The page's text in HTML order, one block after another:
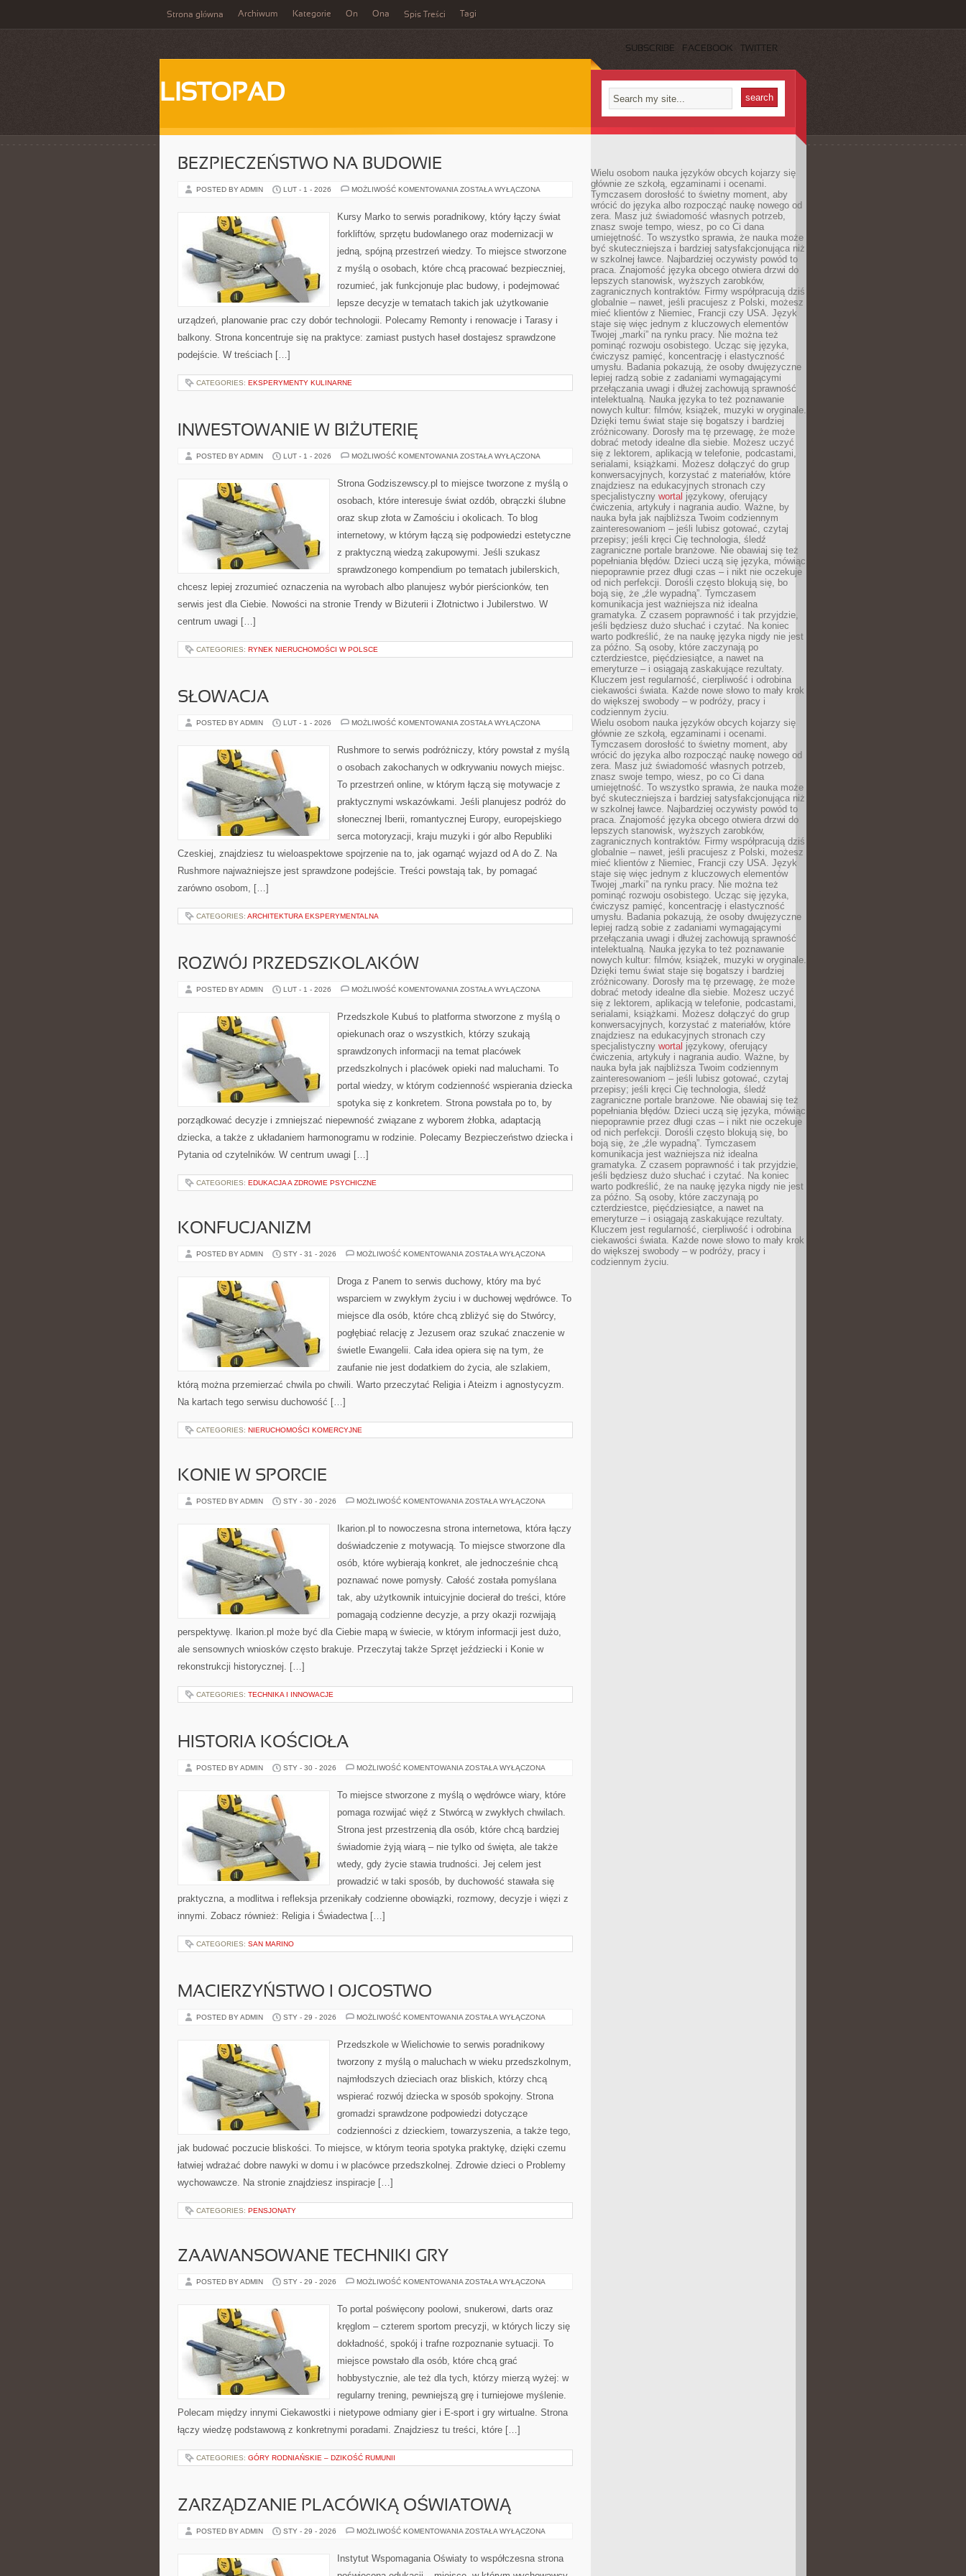
Strona główna Archiwum Kategorie On Ona Spis Treści Tagi
SUBSCRIBE FACEBOOK TWITTER
LISTOPAD
BEZPIECZEŃSTWO NA BUDOWIE
POSTED BY ADMIN LUT - 1 - 2026 MOŻLIWOŚĆ KOMENTOWANIA BEZPIECZEŃSTWO
ZOSTAŁA WYŁĄCZONA
Kursy Marko to serwis poradnikowy, który łączy świat
forkliftów, sprzętu budowlanego oraz modernizacji w
jedną, spójną przestrzeń wiedzy. To miejsce stworzone
z myślą o osobach, które chcą pracować bezpieczniej,
rozumieć, jak funkcjonuje plac budowy, i podejmować
lepsze decyzje w tematach takich jak użytkowanie
urządzeń, planowanie prac czy dobór technologii. Polecamy Remonty i renowacje i Tarasy i
balkony. Strona koncentruje się na praktyce: zamiast pustych haseł dostajesz sprawdzone
podejście. W treściach […]
CATEGORIES: EKSPERYMENTY KULINARNE
INWESTOWANIE W BIŻUTERIĘ
POSTED BY ADMIN LUT - 1 - 2026 MOŻLIWOŚĆ KOMENTOWANIA INWESTOWANIE
ZOSTAŁA WYŁĄCZONA
Strona Godziszewscy.pl to miejsce tworzone z myślą o
osobach, które interesuje świat ozdób, obrączki ślubne
oraz skup złota w Zamościu i okolicach. To blog
internetowy, w którym łączą się podpowiedzi estetyczne
z praktyczną wiedzą zakupowymi. Jeśli szukasz
sprawdzonego kompendium po tematach jubilerskich,
chcesz lepiej zrozumieć oznaczenia na wyrobach albo planujesz wybór pierścionków, ten
serwis jest dla Ciebie. Nowości na stronie Trendy w Biżuterii i Złotnictwo i Jubilerstwo. W
centrum uwagi […]
CATEGORIES: RYNEK NIERUCHOMOŚCI W POLSCE
SŁOWACJA
POSTED BY ADMIN LUT - 1 - 2026 MOŻLIWOŚĆ KOMENTOWANIA SŁOWACJA
ZOSTAŁA WYŁĄCZONA
Rushmore to serwis podróżniczy, który powstał z myślą
o osobach zakochanych w odkrywaniu nowych miejsc.
To przestrzeń online, w którym łączą się motywacje z
praktycznymi wskazówkami. Jeśli planujesz podróż do
słonecznej Iberii, romantycznej Europy, europejskiego
serca motoryzacji, kraju muzyki i gór albo Republiki
Czeskiej, znajdziesz tu wieloaspektowe spojrzenie na to, jak ogarnąć wyjazd od A do Z. Na
Rushmore najważniejsze jest sprawdzone podejście. Treści powstają tak, by pomagać
zarówno osobom, […]
CATEGORIES: ARCHITEKTURA EKSPERYMENTALNA
ROZWÓJ PRZEDSZKOLAKÓW
POSTED BY ADMIN LUT - 1 - 2026 MOŻLIWOŚĆ KOMENTOWANIA ROZWÓJ
ZOSTAŁA WYŁĄCZONA
Przedszkole Kubuś to platforma stworzone z myślą o
opiekunach oraz o wszystkich, którzy szukają
sprawdzonych informacji na temat placówek
przedszkolnych i placówek opieki nad maluchami. To
portal wiedzy, w którym codzienność wspierania dziecka
spotyka się z konkretem. Strona powstała po to, by
porządkować decyzje i zmniejszać niepewność związane z wyborem żłobka, adaptacją
dziecka, a także z układaniem harmonogramu w rodzinie. Polecamy Bezpieczeństwo dziecka i
Pytania od czytelników. W centrum uwagi […]
CATEGORIES: EDUKACJA A ZDROWIE PSYCHICZNE
KONFUCJANIZM
POSTED BY ADMIN STY - 31 - 2026 MOŻLIWOŚĆ KOMENTOWANIA KONFUCJANIZM
ZOSTAŁA WYŁĄCZONA
Droga z Panem to serwis duchowy, który ma być
wsparciem w zwykłym życiu i w duchowej wędrówce. To
miejsce dla osób, które chcą zbliżyć się do Stwórcy,
pogłębiać relację z Jezusem oraz szukać znaczenie w
świetle Ewangelii. Cała idea opiera się na tym, że
zaufanie nie jest dodatkiem do życia, ale szlakiem,
którą można przemierzać chwila po chwili. Warto przeczytać Religia i Ateizm i agnostycyzm.
Na kartach tego serwisu duchowość […]
CATEGORIES: NIERUCHOMOŚCI KOMERCYJNE
KONIE W SPORCIE
POSTED BY ADMIN STY - 30 - 2026 MOŻLIWOŚĆ KOMENTOWANIA KONIE
ZOSTAŁA WYŁĄCZONA
Ikarion.pl to nowoczesna strona internetowa, która łączy
doświadczenie z motywacją. To miejsce stworzone dla
osób, które wybierają konkret, ale jednocześnie chcą
poznawać nowe pomysły. Całość została pomyślana
tak, aby użytkownik intuicyjnie docierał do treści, które
pomagają codzienne decyzje, a przy okazji rozwijają
perspektywę. Ikarion.pl może być dla Ciebie mapą w świecie, w którym informacji jest dużo,
ale sensownych wniosków często brakuje. Przeczytaj także Sprzęt jeździecki i Konie w
rekonstrukcji historycznej. […]
CATEGORIES: TECHNIKA I INNOWACJE
HISTORIA KOŚCIOŁA
POSTED BY ADMIN STY - 30 - 2026 MOŻLIWOŚĆ KOMENTOWANIA HISTORIA
ZOSTAŁA WYŁĄCZONA
To miejsce stworzone z myślą o wędrówce wiary, które
pomaga rozwijać więź z Stwórcą w zwykłych chwilach.
Strona jest przestrzenią dla osób, które chcą bardziej
świadomie żyją wiarą – nie tylko od święta, ale także
wtedy, gdy życie stawia trudności. Jej celem jest
prowadzić w taki sposób, by duchowość stawała się
praktyczna, a modlitwa i refleksja przenikały codzienne obowiązki, rozmowy, decyzje i więzi z
innymi. Zobacz również: Religia i Świadectwa […]
CATEGORIES: SAN MARINO
MACIERZYŃSTWO I OJCOSTWO
POSTED BY ADMIN STY - 29 - 2026 MOŻLIWOŚĆ KOMENTOWANIA MACIERZYŃSTWO
ZOSTAŁA WYŁĄCZONA
Przedszkole w Wielichowie to serwis poradnikowy
tworzony z myślą o maluchach w wieku przedszkolnym,
najmłodszych dzieciach oraz bliskich, którzy chcą
wspierać rozwój dziecka w sposób spokojny. Strona
gromadzi sprawdzone podpowiedzi dotyczące
codzienności z dzieckiem, towarzyszenia, a także tego,
jak budować poczucie bliskości. To miejsce, w którym teoria spotyka praktykę, dzięki czemu
łatwiej wdrażać dobre nawyki w domu i w placówce przedszkolnej. Zdrowie dzieci o Problemy
wychowawcze. Na stronie znajdziesz inspiracje […]
CATEGORIES: PENSJONATY
ZAAWANSOWANE TECHNIKI GRY
POSTED BY ADMIN STY - 29 - 2026 MOŻLIWOŚĆ KOMENTOWANIA ZAAWANSOWANE
ZOSTAŁA WYŁĄCZONA
To portal poświęcony poolowi, snukerowi, darts oraz
kręglom – czterem sportom precyzji, w których liczy się
dokładność, spokój i trafne rozpoznanie sytuacji. To
miejsce powstało dla osób, które chcą grać
hobbystycznie, ale też dla tych, którzy mierzą wyżej: w
regularny trening, pewniejszą grę i turniejowe myślenie.
Polecam między innymi Ciekawostki i nietypowe odmiany gier i E-sport i gry wirtualne. Strona
łączy wiedzę podstawową z konkretnymi poradami. Znajdziesz tu treści, które […]
CATEGORIES: GÓRY RODNIAŃSKIE – DZIKOŚĆ RUMUNII
ZARZĄDZANIE PLACÓWKĄ OŚWIATOWĄ
POSTED BY ADMIN STY - 29 - 2026 MOŻLIWOŚĆ KOMENTOWANIA ZARZĄDZANIE
ZOSTAŁA WYŁĄCZONA
Instytut Wspomagania Oświaty to współczesna strona
Wielu osobom nauka języków obcych kojarzy się
głównie ze szkołą, egzaminami i ocenami.
Tymczasem dorosłość to świetny moment, aby
wrócić do języka albo rozpocząć naukę nowego od
zera. Masz już świadomość własnych potrzeb,
znasz swoje tempo, wiesz, po co Ci dana
umiejętność. To wszystko sprawia, że nauka może
być skuteczniejsza i bardziej satysfakcjonująca niż
w szkolnej ławce. Najbardziej oczywisty powód to
praca. Znajomość języka obcego otwiera drzwi do
lepszych stanowisk, wyższych zarobków,
zagranicznych kontraktów. Firmy współpracują dziś
globalnie – nawet, jeśli pracujesz z Polski, możesz
mieć klientów z Niemiec, Francji czy USA. Język
staje się więc jednym z kluczowych elementów
Twojej „marki” na rynku pracy. Nie można też
pominąć rozwoju osobistego. Ucząc się języka,
ćwiczysz pamięć, koncentrację i elastyczność
umysłu. Badania pokazują, że osoby dwujęzyczne
lepiej radzą sobie z zadaniami wymagającymi
przełączania uwagi i dłużej zachowują sprawność
intelektualną. Nauka języka to też poznawanie
nowych kultur: filmów, książek, muzyki w oryginale.
Dzięki temu świat staje się bogatszy i bardziej
zróżnicowany. Dorosły ma tę przewagę, że może
dobrać metody idealne dla siebie. Możesz uczyć
się z lektorem, aplikacją w telefonie, podcastami,
serialami, książkami. Możesz dołączyć do grup
konwersacyjnych, korzystać z materiałów, które
znajdziesz na edukacyjnych stronach czy
specjalistyczny wortal językowy, oferujący
ćwiczenia, artykuły i nagrania audio. Ważne, by
nauka była jak najbliższa Twoim codziennym
zainteresowaniom – jeśli lubisz gotować, czytaj
przepisy; jeśli kręci Cię technologia, śledź
zagraniczne portale branżowe. Nie obawiaj się też
popełniania błędów. Dzieci uczą się języka, mówiąc
niepoprawnie przez długi czas – i nikt nie oczekuje
od nich perfekcji. Dorośli często blokują się, bo
boją się, że „źle wypadną”. Tymczasem
komunikacja jest ważniejsza niż idealna
gramatyka. Z czasem poprawność i tak przyjdzie,
jeśli będziesz dużo słuchać i czytać. Na koniec
warto podkreślić, że na naukę języka nigdy nie jest
za późno. Są osoby, które zaczynają po
czterdziestce, pięćdziesiątce, a nawet na
emeryturze – i osiągają zaskakujące rezultaty.
Kluczem jest regularność, cierpliwość i odrobina
ciekawości świata. Każde nowe słowo to mały krok
do większej swobody – w podróży, pracy i
codziennym życiu.
Wielu osobom nauka języków obcych kojarzy się
głównie ze szkołą, egzaminami i ocenami.
Tymczasem dorosłość to świetny moment, aby
wrócić do języka albo rozpocząć naukę nowego od
zera. Masz już świadomość własnych potrzeb,
znasz swoje tempo, wiesz, po co Ci dana
umiejętność. To wszystko sprawia, że nauka może
być skuteczniejsza i bardziej satysfakcjonująca niż
w szkolnej ławce. Najbardziej oczywisty powód to
praca. Znajomość języka obcego otwiera drzwi do
lepszych stanowisk, wyższych zarobków,
zagranicznych kontraktów. Firmy współpracują dziś
globalnie – nawet, jeśli pracujesz z Polski, możesz
mieć klientów z Niemiec, Francji czy USA. Język
staje się więc jednym z kluczowych elementów
Twojej „marki” na rynku pracy. Nie można też
pominąć rozwoju osobistego. Ucząc się języka,
ćwiczysz pamięć, koncentrację i elastyczność
umysłu. Badania pokazują, że osoby dwujęzyczne
lepiej radzą sobie z zadaniami wymagającymi
przełączania uwagi i dłużej zachowują sprawność
intelektualną. Nauka języka to też poznawanie
nowych kultur: filmów, książek, muzyki w oryginale.
Dzięki temu świat staje się bogatszy i bardziej
zróżnicowany. Dorosły ma tę przewagę, że może
dobrać metody idealne dla siebie. Możesz uczyć
się z lektorem, aplikacją w telefonie, podcastami,
serialami, książkami. Możesz dołączyć do grup
konwersacyjnych, korzystać z materiałów, które
znajdziesz na edukacyjnych stronach czy
specjalistyczny wortal językowy, oferujący
ćwiczenia, artykuły i nagrania audio. Ważne, by
nauka była jak najbliższa Twoim codziennym
zainteresowaniom – jeśli lubisz gotować, czytaj
przepisy; jeśli kręci Cię technologia, śledź
zagraniczne portale branżowe. Nie obawiaj się też
popełniania błędów. Dzieci uczą się języka, mówiąc
niepoprawnie przez długi czas – i nikt nie oczekuje
od nich perfekcji. Dorośli często blokują się, bo
boją się, że „źle wypadną”. Tymczasem
komunikacja jest ważniejsza niż idealna
gramatyka. Z czasem poprawność i tak przyjdzie,
jeśli będziesz dużo słuchać i czytać. Na koniec
warto podkreślić, że na naukę języka nigdy nie jest
za późno. Są osoby, które zaczynają po
czterdziestce, pięćdziesiątce, a nawet na
emeryturze – i osiągają zaskakujące rezultaty.
Kluczem jest regularność, cierpliwość i odrobina
ciekawości świata. Każde nowe słowo to mały krok
do większej swobody – w podróży, pracy i
codziennym życiu.